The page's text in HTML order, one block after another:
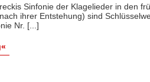
Sinfonie der Klagelieder in den
ihrer Entstehung) sind
Nr. [...]